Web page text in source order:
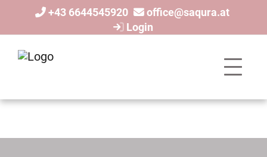
+43 6644545920
office@saqura.at
Login